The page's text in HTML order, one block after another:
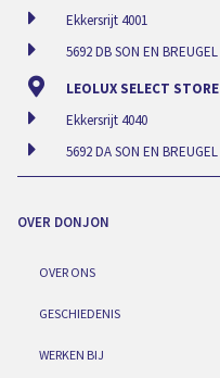
Ekkersrijt 4001
5692 DB SON EN BREUGEL
LEOLUX SELECT STORE
Ekkersrijt 4040
5692 DA SON EN BREUGEL
OVER DONJON
OVER ONS
GESCHIEDENIS
WERKEN BIJ